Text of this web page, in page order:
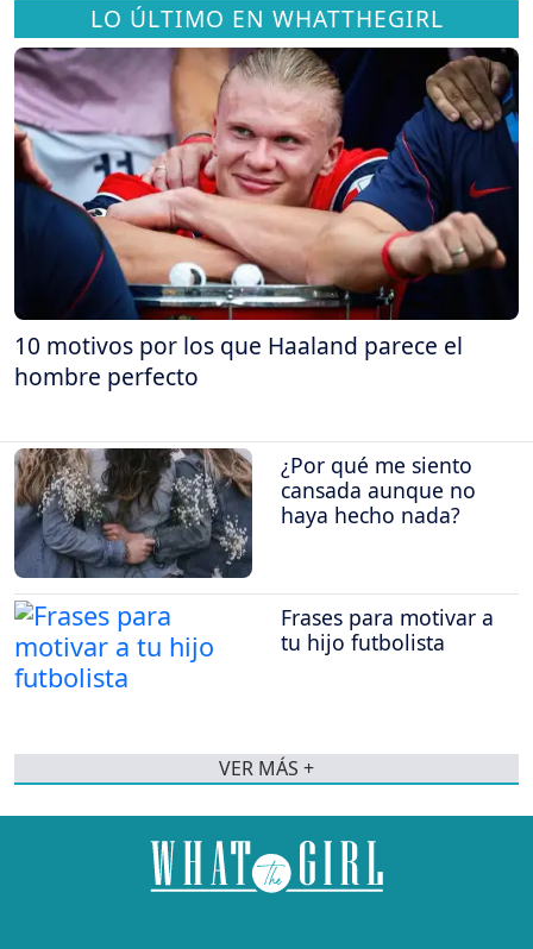
LO ÚLTIMO EN WHATTHEGIRL
10 motivos por los que Haaland parece el
hombre perfecto
¿Por qué me siento
cansada aunque no
haya hecho nada?
Frases para motivar a
tu hijo futbolista
VER MÁS +